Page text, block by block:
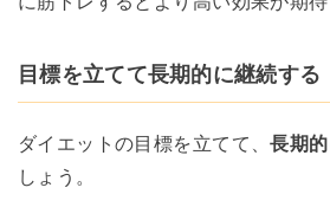
目標を立てて長期的に継続する
ダイエットの目標を立てて、長期
しょう。